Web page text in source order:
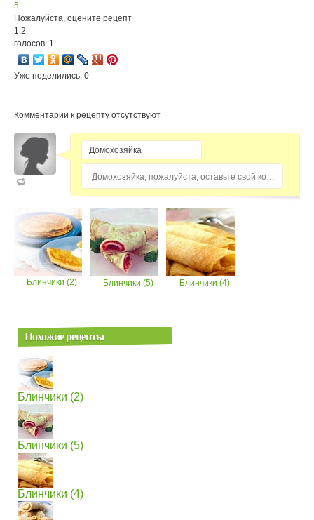
5
Пожалуйста, оцените рецепт
1.2
голосов: 1
Уже поделились: 0
Комментарии к рецепту отсутствуют
Домохозяйка, пожалуйста, оставьте свой комментарий...
Блинчики (2) Блинчики (5) Блинчики (4)
Похожие рецепты
Блинчики (2)
Блинчики (5)
Блинчики (4)